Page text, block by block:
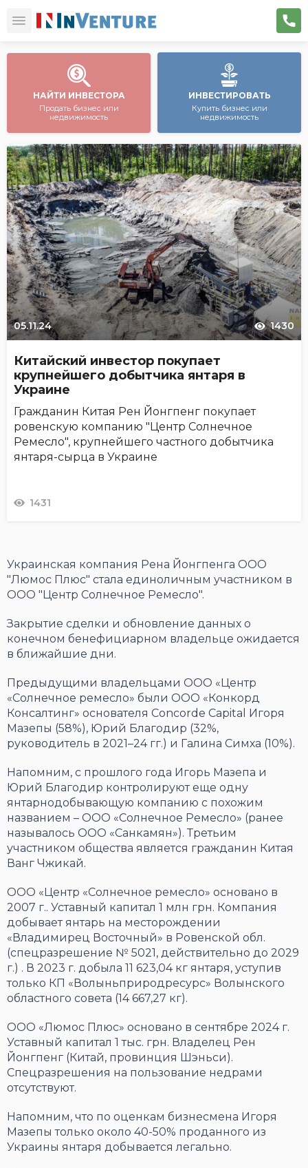
НАЙТИ ИНВЕСТОРА
Продать бизнес или
недвижимость
ИНВЕСТИРОВАТЬ
Купить бизнес или
недвижимость
05.11.24 1430
Китайский инвестор покупает
крупнейшего добытчика янтаря в
Украине
Гражданин Китая Рен Йонгпенг покупает
ровенскую компанию "Центр Солнечное
Ремесло", крупнейшего частного добытчика
янтаря-сырца в Украине
1431
Украинская компания Рена Йонгпенга ООО
"Люмос Плюс" стала единоличным участником в
ООО "Центр Солнечное Ремесло".
Закрытие сделки и обновление данных о
конечном бенефициарном владельце ожидается
в ближайшие дни.
Предыдущими владельцами ООО «Центр
«Солнечное ремесло» были ООО «Конкорд
Консалтинг» основателя Concorde Capital Игоря
Мазепы (58%), Юрий Благодир (32%,
руководитель в 2021–24 гг.) и Галина Симха (10%).
Напомним, с прошлого года Игорь Мазепа и
Юрий Благодир контролируют еще одну
янтарнодобывающую компанию с похожим
названием – ООО «Солнечное Ремесло» (ранее
называлось ООО «Санкамян»). Третьим
участником общества является гражданин Китая
Ванг Чжикай.
ООО «Центр «Солнечное ремесло» основано в
2007 г.. Уставный капитал 1 млн грн. Компания
добывает янтарь на месторождении
«Владимирец Восточный» в Ровенской обл.
(спецразрешение № 5021, действительно до 2029
г.) . В 2023 г. добыла 11 623,04 кг янтаря, уступив
только КП «Волыньприродресурс» Волынского
областного совета (14 667,27 кг).
ООО «Люмос Плюс» основано в сентябре 2024 г.
Уставный капитал 1 тыс. грн. Владелец Рен
Йонгпенг (Китай, провинция Шэньси).
Спецразрешения на пользование недрами
отсутствуют.
Напомним, что по оценкам бизнесмена Игоря
Мазепы только около 40-50% проданного из
Украины янтаря добывается легально.